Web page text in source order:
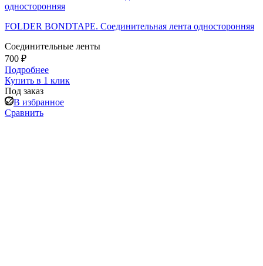
FOLDER BONDTAPE. Соединительная лента односторонняя
Соединительные ленты
700 ₽
Подробнее
Купить в 1 клик
Под заказ
В избранное
Сравнить